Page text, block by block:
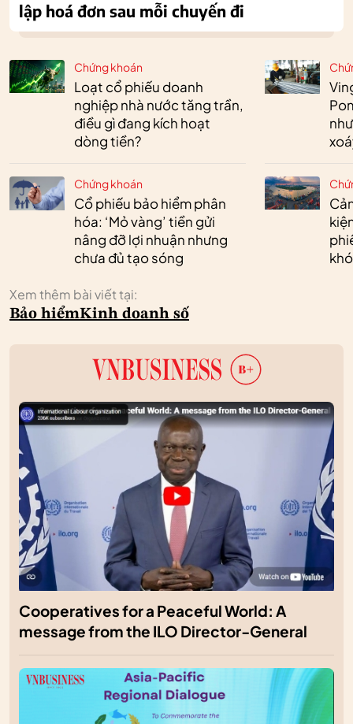
Chứng khoán
Loạt cổ phiếu doanh
nghiệp nhà nước tăng trần,
điều gì đang kích hoạt
dòng tiền?
Chứng khoán
Cổ phiếu bảo hiểm phân
hóa: ‘Mỏ vàng’ tiền gửi
nâng đỡ lợi nhuận nhưng
chưa đủ tạo sóng
Xem thêm bài viết tại:
Bảo hiểmKinh doanh số
lập hoá đơn sau mỗi chuyến đi
Cooperatives for a Peaceful World: A
message from the ILO Director-General